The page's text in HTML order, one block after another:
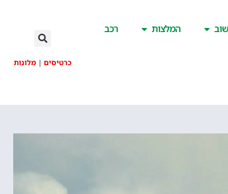
המלצות רכב
כרטיסים | מלונות